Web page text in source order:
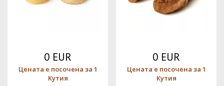
0 EUR
Цената е посочена за 1
Кутия
0 EUR
Цената е посочена за 1
Кутия